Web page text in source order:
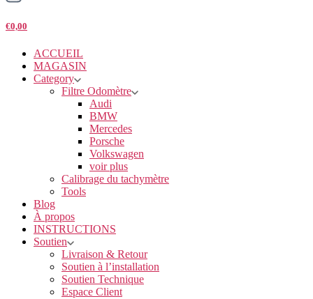
€0,00
ACCUEIL
MAGASIN
Category
Filtre Odomètre
Audi
BMW
Mercedes
Porsche
Volkswagen
voir plus
Calibrage du tachymètre
Tools
Blog
À propos
INSTRUCTIONS
Soutien
Livraison & Retour
Soutien à l’installation
Soutien Technique
Espace Client